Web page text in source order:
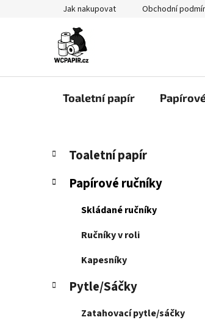
Jak nakupovat Obchodní
Toaletní papír
P
s
p
Přeskočit
kategorie
K
a
t
e
Toaletní papír
Papírové ručníky
Skládané ručníky
Ručníky v roli
Kapesníky
Pytle/Sáčky
Zatahovací pytle/sáčky